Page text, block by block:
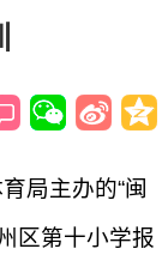
局主办的“闽
区第十小学报